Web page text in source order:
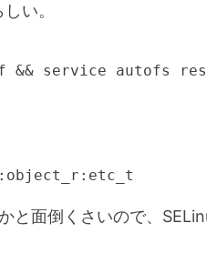
い。
&& service autofs
と面倒くさいので、